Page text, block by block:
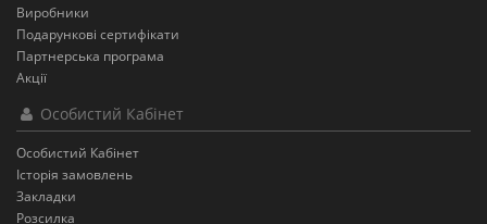
Виробники
Подарункові сертифікати
Партнерська програма
Акції
Особистий Кабінет
Особистий Кабінет
Історія замовлень
Закладки
Розсилка